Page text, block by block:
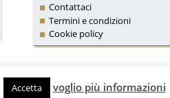
Contattaci
Termini e condizioni
Cookie policy
Da un idea di
Accetta voglio più informazioni